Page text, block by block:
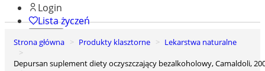
Login
Lista życzeń
0
Strona główna Produkty klasztorne
Lekarstwa naturalne
Depursan suplement diety oczyszczający bezalkoholowy, Camaldoli, 200